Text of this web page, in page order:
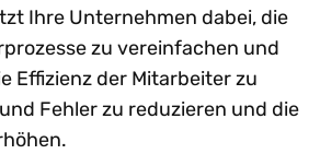
Ihre Unternehmen dabei, die
zu vereinfachen und
Effizienz der Mitarbeiter zu
Fehler zu reduzieren und die